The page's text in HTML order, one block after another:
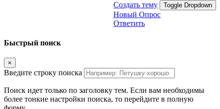
Создать тему Toggle Dropdown
Новый Опрос
Ответить
Быстрый поиск
×
Введите строку поиска
Поиск идет только по заголовку тем. Если вам необходимы
более тонкие настройки поиска, то перейдите в полную